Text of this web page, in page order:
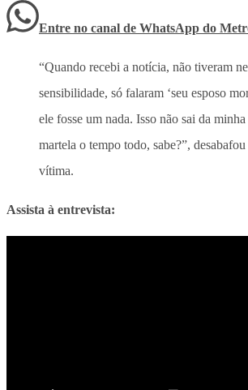
Entre no canal de WhatsApp do
“Quando recebi a notícia, não tiveram
sensibilidade, só falaram ‘seu esposo
ele fosse um nada. Isso não sai da minha
martela o tempo todo, sabe?”, desabafou
vítima.
Assista à entrevista: